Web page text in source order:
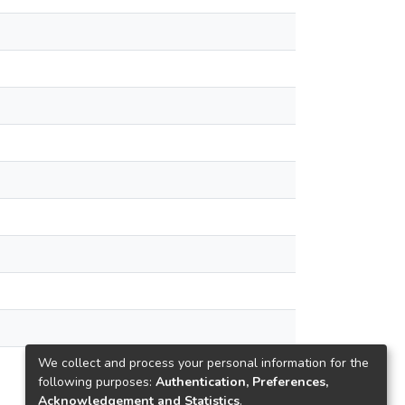
We collect and process your personal information for the
following purposes: Authentication, Preferences,
Acknowledgement and Statistics.